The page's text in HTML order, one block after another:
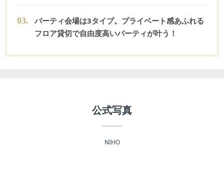
03.
パーティ会場は3タイプ。プライベート感あふれる
フロア貸切で自由度高いパーティが叶う！
公式写真
NIHO